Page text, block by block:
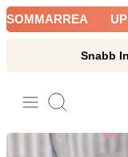
Hoppa
till
SOMMARREA
Snabb
Sök